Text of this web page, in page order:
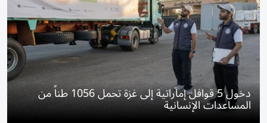
دخول 5 قوافل إماراتية إلى غزة تحمل 1056 طناً من
المساعدات الإنسانية